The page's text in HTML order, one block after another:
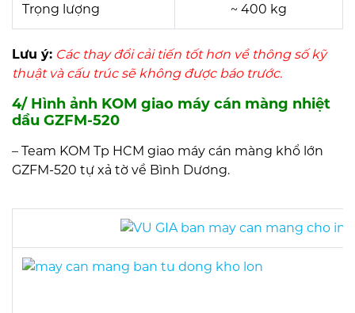
Trọng lượng ~ 400 kg
Lưu ý: Các thay đổi cải tiến tốt hơn về thông số kỹ
thuật và cấu trúc sẽ không được báo trước.
4/ Hình ảnh KOM giao máy cán màng nhiệt
dầu GZFM-520
– Team KOM Tp HCM giao máy cán màng khổ lớn
GZFM-520 tự xả tờ về Bình Dương.